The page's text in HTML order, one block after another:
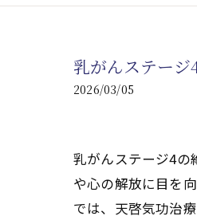
乳がんステー
2026/03/05
乳がんステージ4の
や心の解放に目を
では、天啓気功治